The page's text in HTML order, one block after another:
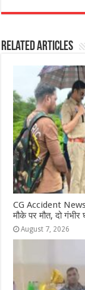
c
e
b
o
o
k
at
s
A
p
p
Related Articles
CG Accident News:
मौके पर मौत, दो गंभीर
August 7, 2026